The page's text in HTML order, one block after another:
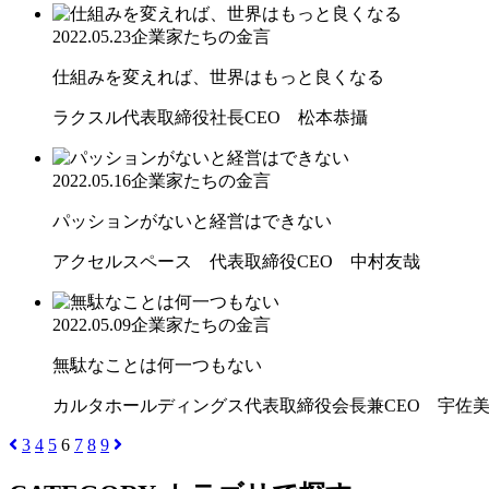
2022.05.23企業家たちの金言
仕組みを変えれば、世界はもっと良くなる
ラクスル代表取締役社長CEO 松本恭攝
2022.05.16企業家たちの金言
パッションがないと経営はできない
アクセルスペース 代表取締役CEO 中村友哉
2022.05.09企業家たちの金言
無駄なことは何一つもない
カルタホールディングス代表取締役会長兼CEO 宇佐
3 4 5 6 7 8 9